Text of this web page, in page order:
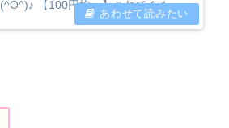
【100円均一】これで１１０